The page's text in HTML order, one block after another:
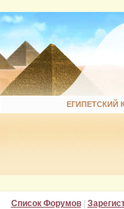
ЕГИПЕТСКИЙ
Список Форумов|